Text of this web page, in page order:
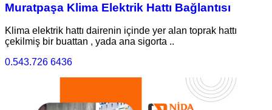
Muratpaşa Klima Elektrik Hattı Bağlantısı
Klima elektrik hattı dairenin içinde yer alan toprak hattı
çekilmiş bir buattan , yada ana sigorta ..
0.543.726 6436